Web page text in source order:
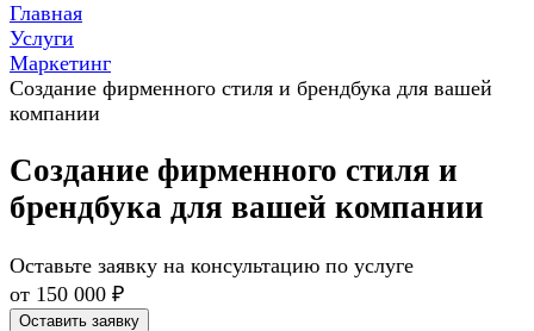
Главная
Услуги
Маркетинг
Создание фирменного стиля и брендбука для вашей
компании
Создание фирменного стиля и
брендбука для вашей компании
Оставьте заявку на консультацию по услуге
от 150 000 ₽
Оставить заявку